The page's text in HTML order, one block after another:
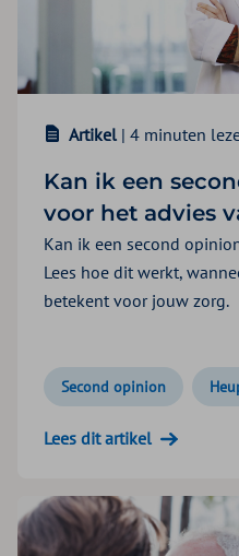
Artikel | 4 minuten
Kan ik een
voor het advies
Kan ik een second
Lees hoe dit werkt,
betekent voor jouw zorg.
Second opinion
Lees dit artikel